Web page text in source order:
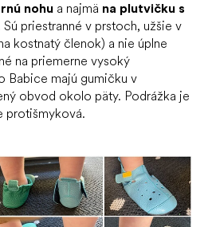
nohu a najmä na plutvičku s
Sú priestranné v prstoch, užšie v
kostnatý členok) a nie úplne
na priemerne vysoký
Babice majú gumičku v
obvod okolo päty. Podrážka je
protišmyková.